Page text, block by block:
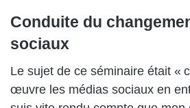
Conduite du
sociaux
Le sujet de ce séminaire était «
œuvre les médias sociaux en